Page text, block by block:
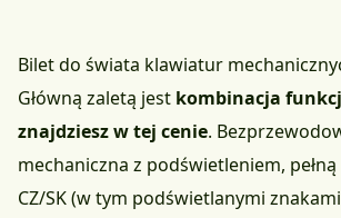
Bilet do świata klawiatur
Główną zaletą jest kombinacja
znajdziesz w tej cenie.
mechaniczna z podświetleniem,
CZ/SK (w tym podświetlanymi